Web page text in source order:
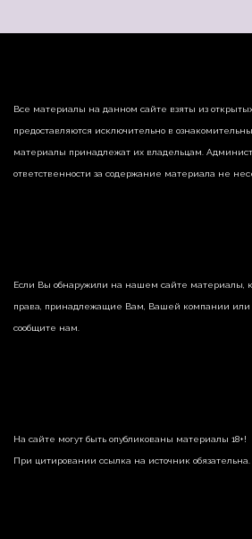
Все материалы на данном сайте взяты из
предоставляются исключительно в
материалы принадлежат их владельцам.
ответственности за содержание материала не
Если Вы обнаружили на нашем сайте материалы,
права, принадлежащие Вам, Вашей компании или
сообщите нам.
На сайте могут быть опубликованы материалы 18+!
При цитировании ссылка на источник обязательна.